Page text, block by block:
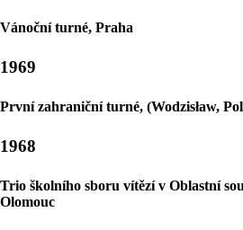
Vánoční turné, Praha
1969
První zahraniční turné, (Wodzisław,
1968
Trio školního sboru vítězí v Oblastní
Olomouc